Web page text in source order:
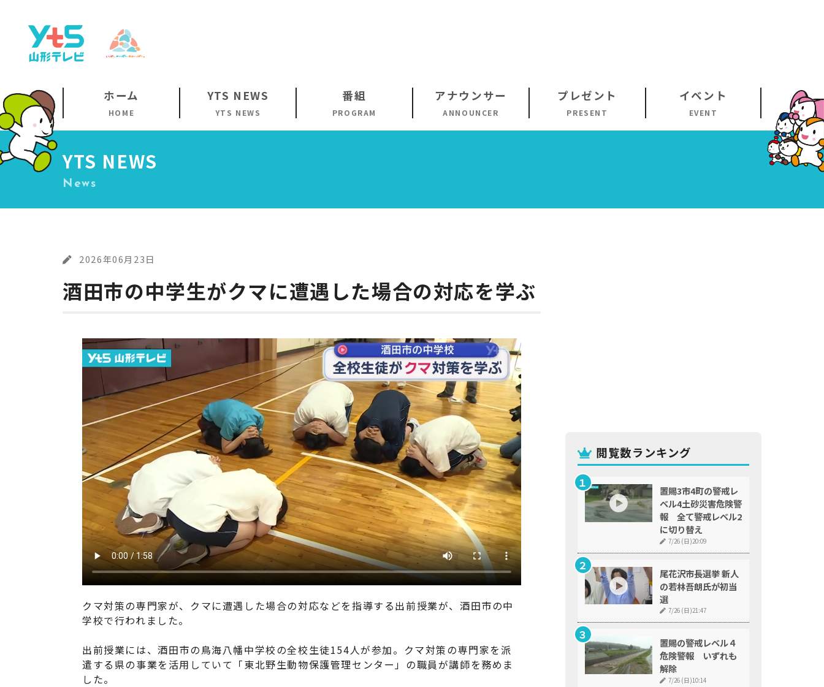
ホーム
HOME
YTS NEWS
YTS NEWS
番組
PROGRAM
アナウンサー
ANNOUNCER
プレゼント
PRESENT
イベント
EVENT
YTS NEWS
News
2026年06月23日
酒田市の中学生がクマに遭遇した場合の対応を学ぶ
クマ対策の専門家が、クマに遭遇した場合の対応などを指導する出前授業が、酒田市の中
学校で行われました。
出前授業には、酒田市の鳥海八幡中学校の全校生徒154人が参加。クマ対策の専門家を派
遣する県の事業を活用していて「東北野生動物保護管理センター」の職員が講師を務めま
した。
閲覧数ランキング
置賜3市4町の警戒レ
ベル4土砂災害危険警
報 全て警戒レベル2
に切り替え
7/26 (日)20:09
尾花沢市長選挙 新人
の若林吾朗氏が初当
選
7/26 (日)21:47
置賜の警戒レベル４
危険警報 いずれも
解除
7/26 (日)10:14